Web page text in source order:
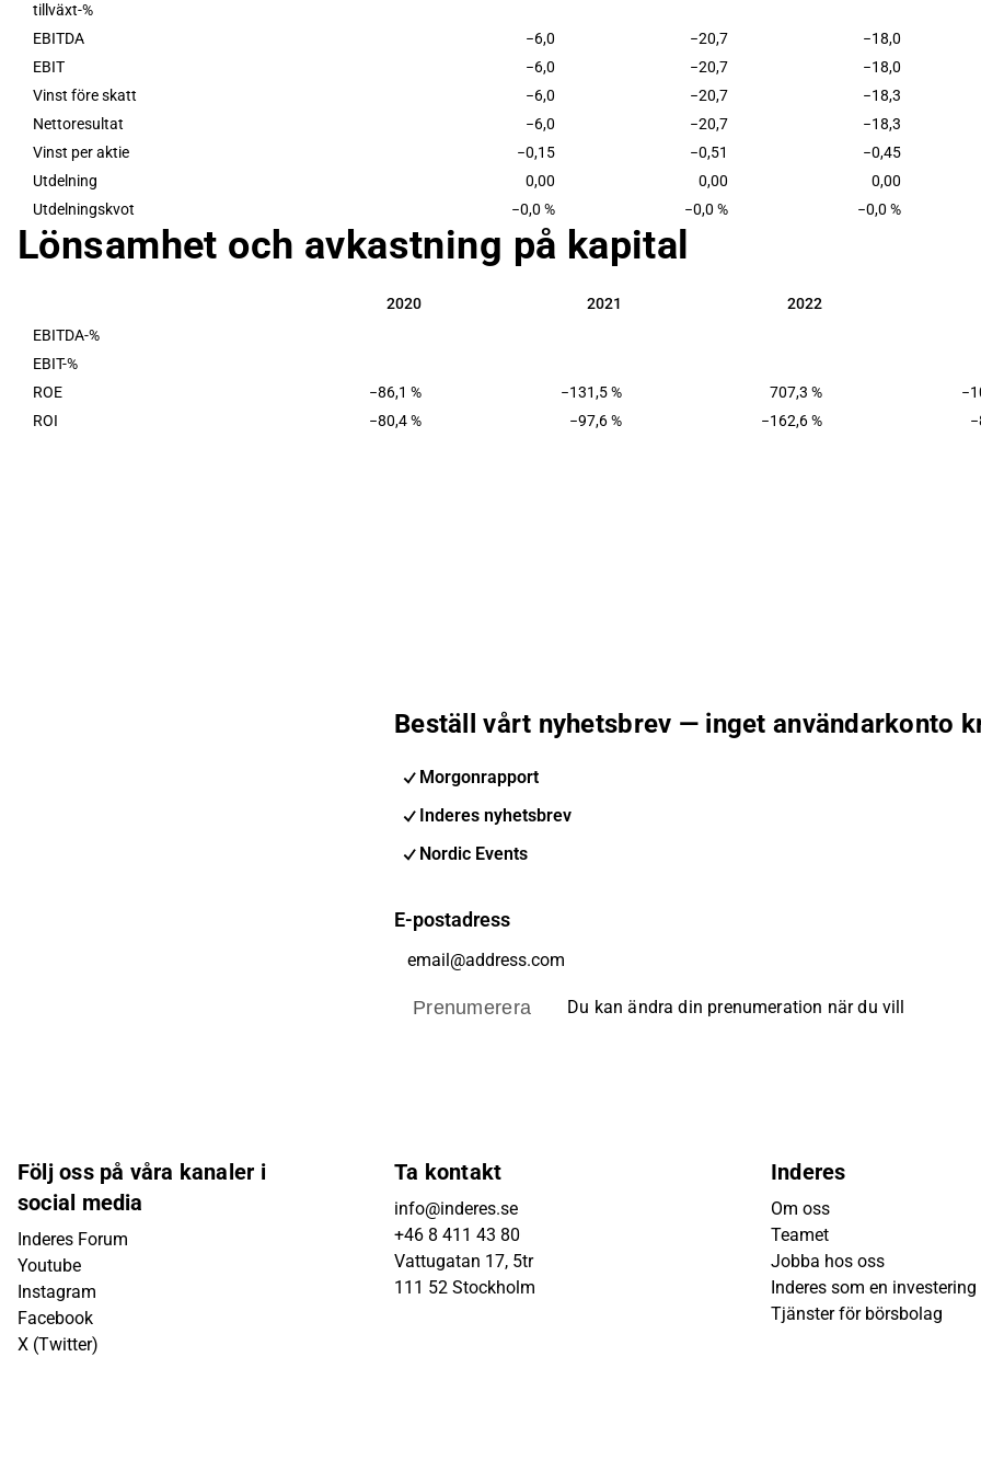
tillväxt-%
EBITDA
−6,0 −20,7 −18,0
EBIT
−6,0 −20,7 −18,0
Vinst före skatt
−6,0 −20,7 −18,3
Nettoresultat
−6,0 −20,7 −18,3
Vinst per aktie
−0,15 −0,51 −0,45
Utdelning
0,00 0,00 0,00
Utdelningskvot
−0,0 % −0,0 % −0,0 %
Lönsamhet och avkastning på kapital
2020 2021 2022
2020 2021 2022
EBITDA-%
EBIT-%
ROE
−86,1 % −131,5 % 707,3 %
ROI
−80,4 % −97,6 % −162,6 %
Beställ vårt nyhetsbrev — inget användarkonto
Morgonrapport
Inderes nyhetsbrev
Nordic Events
E-postadress
Prenumerera Du kan ändra din prenumeration när du vill
Följ oss på våra kanaler i
social media
Inderes Forum
Youtube
Instagram
Facebook
X (Twitter)
Ta kontakt
info@inderes.se
+46 8 411 43 80
Vattugatan 17, 5tr
111 52 Stockholm
Inderes
Om oss
Teamet
Jobba hos oss
Inderes som en investering
Tjänster för börsbolag